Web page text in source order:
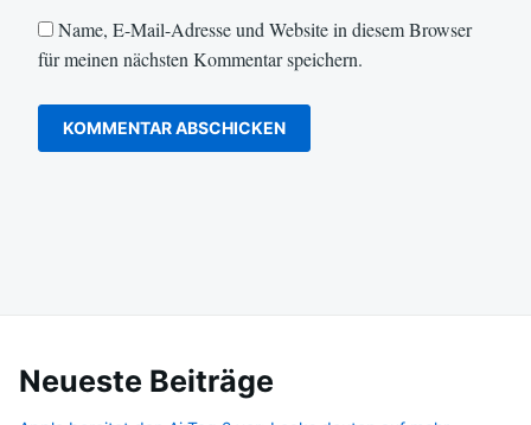
Name, E-Mail-Adresse und Website in diesem Browser
für meinen nächsten Kommentar speichern.
Neueste Beiträge